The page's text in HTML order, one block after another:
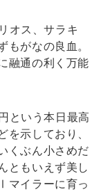
オス、サラキ
がなの良血。
融通の利く万能
という本日最高
示しており、
くぶん小さめだ
ともいえず美し
マイラーに育っ